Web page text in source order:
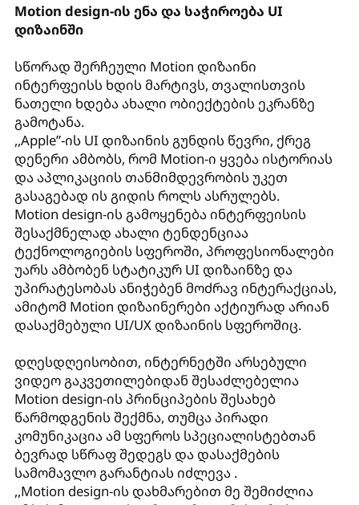
Motion design-ის ენა და საჭიროება UI
დიზაინში
სწორად შერჩეული Motion დიზაინი
ინტერფეისს ხდის მარტივს, თვალისთვის
ნათელი ხდება ახალი ობიექტების ეკრანზე
გამოტანა.
,,Apple”-ის UI დიზაინის გუნდის წევრი, ქრეგ
დენერი ამბობს, რომ Motion-ი ყვება ისტორიას
და აპლიკაციის თანმიმდევრობის უკეთ
გასაგებად ის გიდის როლს ასრულებს.
Motion design-ის გამოყენება ინტერფეისის
შესაქმნელად ახალი ტენდენციაა
ტექნოლოგიების სფეროში, პროფესიონალები
უარს ამბობენ სტატიკურ UI დიზაინზე და
უპირატესობას ანიჭებენ მოძრავ ინტერაქციას,
ამიტომ Motion დიზაინერები აქტიურად არიან
დასაქმებული UI/UX დიზაინის სფეროშიც.
დღესდღეისობით, ინტერნეტში არსებული
ვიდეო გაკვეთილებიდან შესაძლებელია
Motion design-ის პრინციპების შესახებ
წარმოდგენის შექმნა, თუმცა პირადი
კომუნიკაცია ამ სფეროს სპეციალისტებთან
ბევრად სწრაფ შედეგს და დასაქმების
სამომავლო გარანტიას იძლევა .
,,Motion design-ის დახმარებით მე შემიძლია